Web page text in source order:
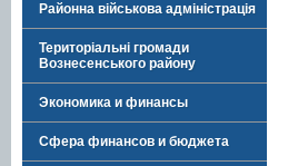
Районна військова адміністрація
Територіальні громади
Вознесенського району
Экономика и финансы
Сфера финансов и бюджета